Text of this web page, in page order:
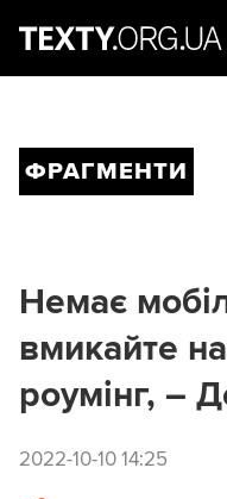
ФРАГМЕНТИ
Немає
вмикайте
роумінг, –
2022-10-10 14:25